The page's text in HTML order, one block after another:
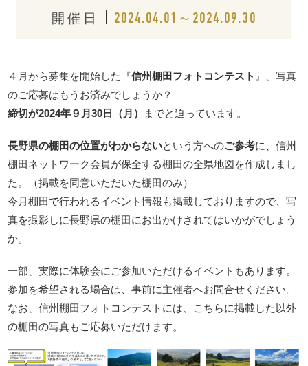
開催日 2024.04.01～2024.09.30
４月から募集を開始した『信州棚田フォトコンテスト 』、写真
のご応募はもうお済みでしょうか？
締切が2024年９月30日（月）
までと迫っています。
長野県の棚田の位置がわからないという方へのご参考に、信州
棚田ネットワーク会員が保全する棚田の全県地図を作成しまし
た。（掲載を同意いただいた棚田のみ）
今月棚田で行われるイベント情報も掲載しておりますので、写
真を撮影しに長野県の棚田にお出かけされてはいかがでしょう
か。
一部、実際に体験会にご参加いただけるイベントもあります。
参加を希望される場合は、事前に主催者へお問合せください。
なお、信州棚田フォトコンテストには、こちらに掲載した以外
の棚田の写真もご応募いただけます。